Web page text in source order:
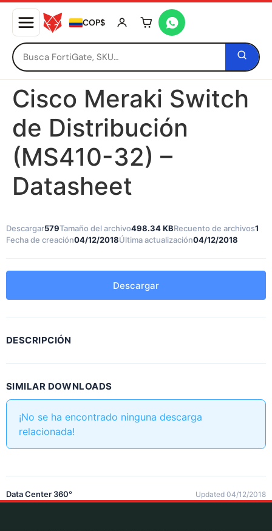
COP$ Tu carrito está vacío
Cisco Meraki Switch
de Distribución
(MS410-32) –
Datasheet
Descargar579Tamaño del archivo498.34 KBRecuento de archivos1
Fecha de creación04/12/2018Última actualización04/12/2018
Descargar
DESCRIPCIÓN
SIMILAR DOWNLOADS
¡No se ha encontrado ninguna descarga
relacionada!
Data Center 360° Updated 04/12/2018